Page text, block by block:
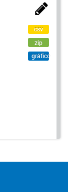
csv
zip
gráfico